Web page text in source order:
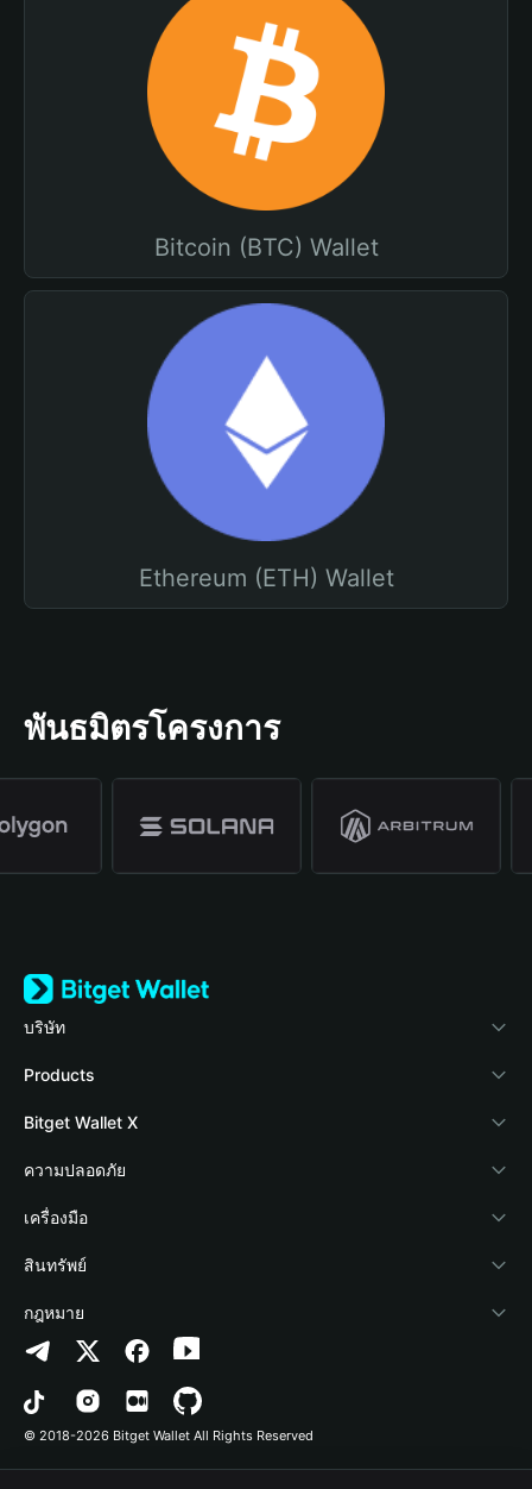
Bitcoin (BTC) Wallet
Ethereum (ETH) Wallet
พันธมิตรโครงการ
บริษัท
เกี่ยวกับ Bitget Wallet
Blog
Academy
ข่าวสารด้านคริปโต
ศูนย์ช่วยเหลือ
ติดต่อเรา
ทรัพยากรข้อมูลของแบรนด์
อาชีพ
Products
Crypto Card
Stablecoin Earn
Payfi Crypto
Crypto Swap API
Altcoin Season Index
Prediction Markets
DApp
Bitget Wallet X
นักพัฒนา
เชื่อมต่อ Wallet
Bitget Wallet Pay
ลิสต์โปรเจกต์
ความปลอดภัย
Protection Fund
เทคโนโลยีความปลอดภัย
เครื่องมือ
ซื้อคริปโต
การตรวจจับการอนุญาต
การตรวจจับสัญญา
การโอนเป็นชุด
สินทรัพย์
Arbitrum
Avalanche
Bitcoin
กฎหมาย
นโยบายความเป็นส่วนตัว
ข้อตกลงในการใช้บริการ
© 2018-2026 Bitget Wallet All Rights Reserved